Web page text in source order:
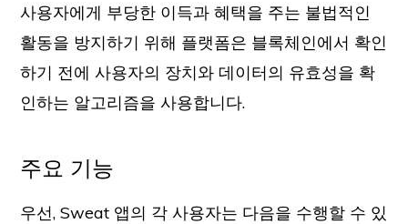
사용자에게 부당한 이득과 혜택을 주는 불법적인
활동을 방지하기 위해 플랫폼은 블록체인에서 확인
하기 전에 사용자의 장치와 데이터의 유효성을 확
인하는 알고리즘을 사용합니다.
주요 기능
우선, Sweat 앱의 각 사용자는 다음을 수행할 수 있